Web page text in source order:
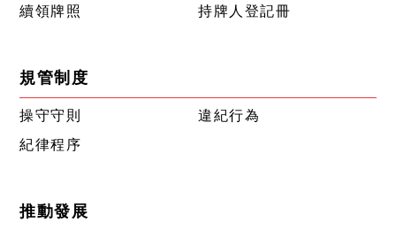
續領牌照
持牌人登記冊
規管制度
操守守則
違紀行為
紀律程序
推動發展